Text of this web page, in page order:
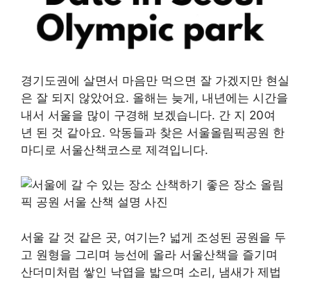
경기도권에 살면서 마음만 먹으면 잘 가겠지만 현실
은 잘 되지 않았어요. 올해는 늦게, 내년에는 시간을
내서 서울을 많이 구경해 보겠습니다. 간 지 20여
년 된 것 같아요. 악동들과 찾은 서울올림픽공원 한
마디로 서울산책코스로 제격입니다.
서울 갈 것 같은 곳, 여기는? 넓게 조성된 공원을 두
고 원형을 그리며 능선에 올라 서울산책을 즐기며
산더미처럼 쌓인 낙엽을 밟으며 소리, 냄새가 제법